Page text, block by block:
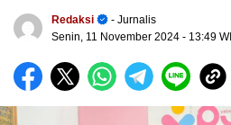
Redaksi
- Jurnalis
Senin, 11 November 2024 - 13:49